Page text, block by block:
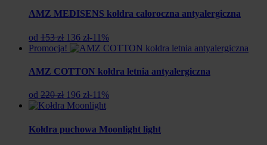
AMZ MEDISENS kołdra całoroczna antyalergiczna
od 153 zł Pierwotna
cena
153
136 złAktualna
cena
136
-11%
Promocja!
AMZ COTTON kołdra letnia antyalergiczna
od 220 zł Pierwotna
cena
220
zł.
196 złAktualna
cena
196
zł.
-11%
Kołdra puchowa Moonlight light